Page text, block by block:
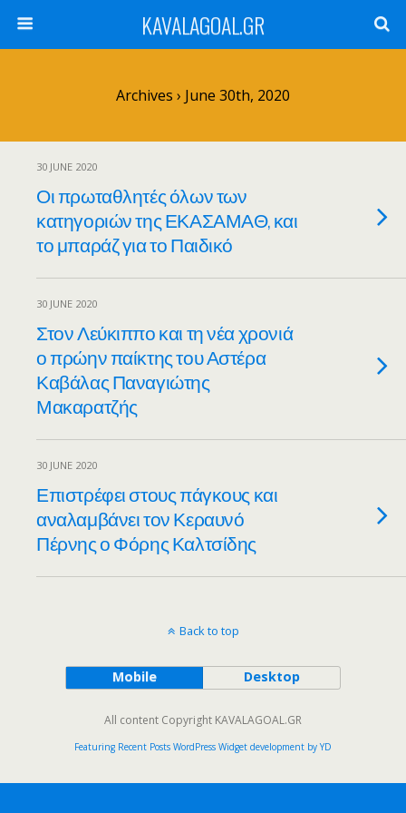
KAVALAGOAL.GR
Archives › June 30th, 2020
30 JUNE 2020
Οι πρωταθλητές όλων των
κατηγοριών της ΕΚΑΣΑΜΑΘ, και
το μπαράζ για το Παιδικό
30 JUNE 2020
Στον Λεύκιππο και τη νέα χρονιά
ο πρώην παίκτης του Αστέρα
Καβάλας Παναγιώτης
Μακαρατζής
30 JUNE 2020
Επιστρέφει στους πάγκους και
αναλαμβάνει τον Κεραυνό
Πέρνης ο Φόρης Καλτσίδης
Back to top
Mobile Desktop
All content Copyright KAVALAGOAL.GR
Featuring Recent Posts WordPress Widget development by YD